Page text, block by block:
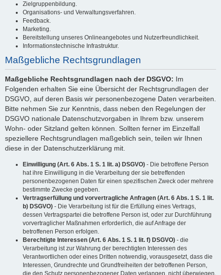
Zielgruppenbildung.
Organisations- und Verwaltungsverfahren.
Feedback.
Marketing.
Bereitstellung unseres Onlineangebotes und Nutzerfreundlichkeit.
Informationstechnische Infrastruktur.
Maßgebliche Rechtsgrundlagen
Maßgebliche Rechtsgrundlagen nach der DSGVO: Im
Folgenden erhalten Sie eine Übersicht der Rechtsgrundlagen der
DSGVO, auf deren Basis wir personenbezogene Daten verarbeiten.
Bitte nehmen Sie zur Kenntnis, dass neben den Regelungen der
DSGVO nationale Datenschutzvorgaben in Ihrem bzw. unserem
Wohn- oder Sitzland gelten können. Sollten ferner im Einzelfall
speziellere Rechtsgrundlagen maßgeblich sein, teilen wir Ihnen
diese in der Datenschutzerklärung mit.
Einwilligung (Art. 6 Abs. 1 S. 1 lit. a) DSGVO) - Die betroffene Person
hat ihre Einwilligung in die Verarbeitung der sie betreffenden
personenbezogenen Daten für einen spezifischen Zweck oder mehrere
bestimmte Zwecke gegeben.
Vertragserfüllung und vorvertragliche Anfragen (Art. 6 Abs. 1 S. 1 lit.
b) DSGVO) - Die Verarbeitung ist für die Erfüllung eines Vertrags,
dessen Vertragspartei die betroffene Person ist, oder zur Durchführung
vorvertraglicher Maßnahmen erforderlich, die auf Anfrage der
betroffenen Person erfolgen.
Berechtigte Interessen (Art. 6 Abs. 1 S. 1 lit. f) DSGVO) - die
Verarbeitung ist zur Wahrung der berechtigten Interessen des
Verantwortlichen oder eines Dritten notwendig, vorausgesetzt, dass die
Interessen, Grundrechte und Grundfreiheiten der betroffenen Person,
die den Schutz personenbezogener Daten verlangen, nicht überwiegen.